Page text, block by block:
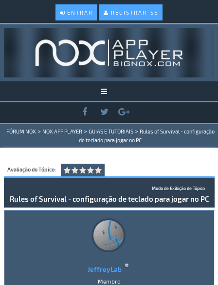
ENTRAR REGISTRAR-SE
FÓRUM NOX > NOX APP PLAYER > GUIAS E TUTORIAIS > Rules of Survival - configuração
de teclado para jogar no PC
Avaliação do Tópico:
Modo de Exibição de Tópico
Rules of Survival - configuração de teclado para jogar no PC
JeffreyLab
Membro